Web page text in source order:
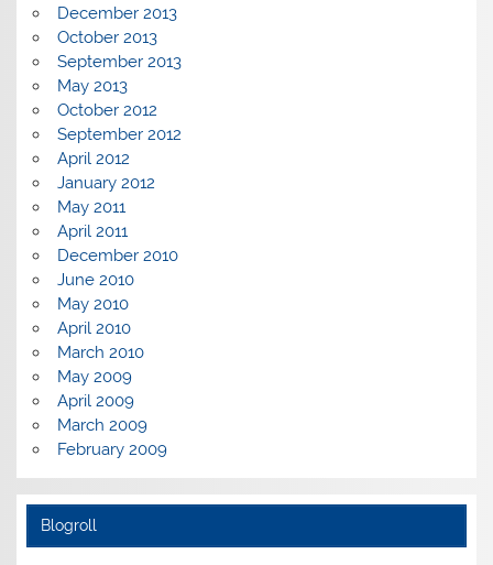
December 2013
October 2013
September 2013
May 2013
October 2012
September 2012
April 2012
January 2012
May 2011
April 2011
December 2010
June 2010
May 2010
April 2010
March 2010
May 2009
April 2009
March 2009
February 2009
Blogroll